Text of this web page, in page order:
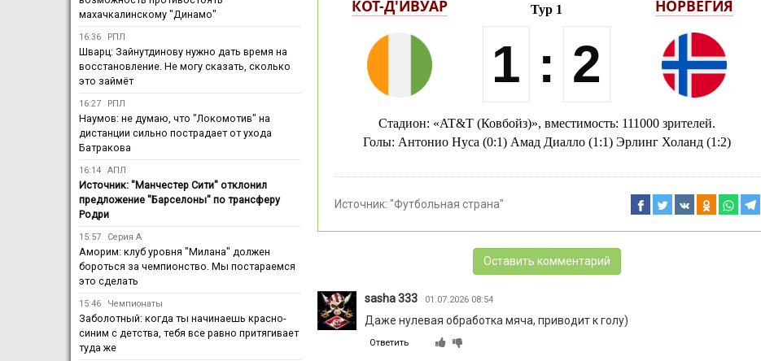
КОТ-Д'ИВУАР
Тур 1
1 : 2
НОРВЕГИЯ
Стадион: «AT&T (Ковбойз)», вместимость: 111000 зрителей.
Голы: Антонио Нуса (0:1) Амад Диалло (1:1) Эрлинг Холанд (1:2)
Источник: "Футбольная страна"
Оставить комментарий
sasha 333 01.07.2026 08:54
Даже нулевая обработка мяча, приводит к голу)
Ответить
махачкалинскому "Динамо"
16:36 РПЛ
Шварц: Зайнутдинову нужно дать время на
восстановление. Не могу сказать, сколько
это займёт
16:27 РПЛ
Наумов: не думаю, что "Локомотив" на
дистанции сильно пострадает от ухода
Батракова
16:14 АПЛ
Источник: "Манчестер Сити" отклонил
предложение "Барселоны" по трансферу
Родри
15:57 Серия А
Аморим: клуб уровня "Милана" должен
бороться за чемпионство. Мы постараемся
это сделать
15:46 Чемпионаты
Заболотный: когда ты начинаешь красно-
синим с детства, тебя все равно притягивает
туда же